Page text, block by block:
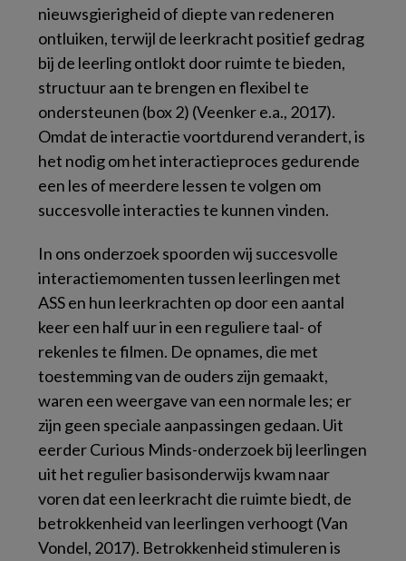
nieuwsgierigheid of diepte van redeneren
ontluiken, terwijl de leerkracht positief gedrag
bij de leerling ontlokt door ruimte te bieden,
structuur aan te brengen en flexibel te
ondersteunen (box 2) (Veenker e.a., 2017).
Omdat de interactie voortdurend verandert, is
het nodig om het interactieproces gedurende
een les of meerdere lessen te volgen om
succesvolle interacties te kunnen vinden.
In ons onderzoek spoorden wij succesvolle
interactiemomenten tussen leerlingen met
ASS en hun leerkrachten op door een aantal
keer een half uur in een reguliere taal- of
rekenles te filmen. De opnames, die met
toestemming van de ouders zijn gemaakt,
waren een weergave van een normale les; er
zijn geen speciale aanpassingen gedaan. Uit
eerderCurious Minds-onderzoek bij leerlingen
uit het regulier basisonderwijs kwam naar
voren dat een leerkracht die ruimte biedt, de
betrokkenheid van leerlingen verhoogt (Van
Vondel, 2017). Betrokkenheid stimuleren is